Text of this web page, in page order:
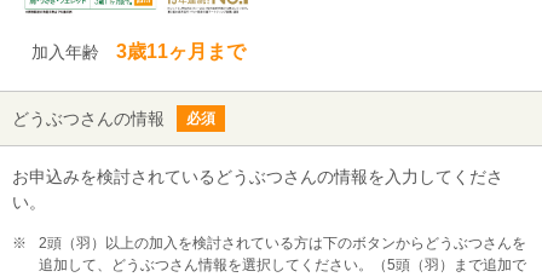
加入年齢 3歳11ヶ月まで
どうぶつさんの情報 必須
お申込みを検討されているどうぶつさんの情報を入力してくださ
い。
※
2頭（羽）以上の加入を検討されている方は下のボタンからどうぶつさんを
追加して、どうぶつさん情報を選択してください。（5頭（羽）まで追加で